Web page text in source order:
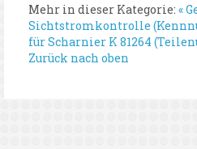
Mehr in dieser Kategorie: «
Sichtstromkontrolle
für Scharnier K 81264
Zurück nach oben